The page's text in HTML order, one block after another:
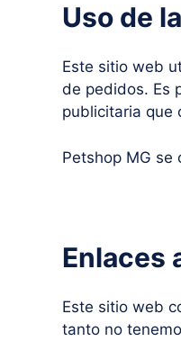
Uso de
Este sitio web
de pedidos. Es
publicitaria que
Petshop MG se
Enlaces
Este sitio web
tanto no